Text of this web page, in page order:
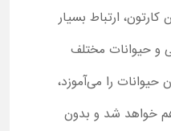
ارتباط بسیار
و حیوانات مختلف
حیوانات را می‌آموزد،
خواهد شد و بدون